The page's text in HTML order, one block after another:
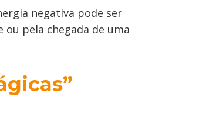
negativa pode ser
pela chegada de uma